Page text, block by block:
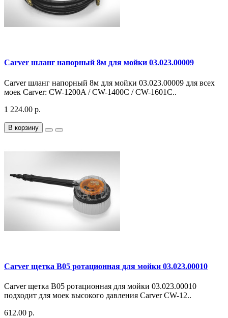
Carver шланг напорный 8м для мойки 03.023.00009
Carver шланг напорный 8м для мойки 03.023.00009 для всех
моек Carver: CW-1200A / CW-1400С / CW-1601С..
1 224.00 р.
В корзину
Carver щетка В05 ротационная для мойки 03.023.00010
Carver щетка В05 ротационная для мойки 03.023.00010
подходит для моек высокого давления Carver CW-12..
612.00 р.